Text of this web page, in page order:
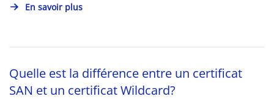
En savoir plus
Quelle est la différence entre un certificat
SAN et un certificat Wildcard?